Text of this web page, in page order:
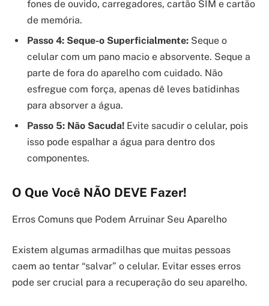
fones de ouvido, carregadores, cartão SIM e cartão
de memória.
Passo 4: Seque-o Superficialmente: Seque o
celular com um pano macio e absorvente. Seque a
parte de fora do aparelho com cuidado. Não
esfregue com força, apenas dê leves batidinhas
para absorver a água.
Passo 5: Não Sacuda! Evite sacudir o celular, pois
isso pode espalhar a água para dentro dos
componentes.
O Que Você NÃO DEVE Fazer!
Erros Comuns que Podem Arruinar Seu Aparelho
Existem algumas armadilhas que muitas pessoas
caem ao tentar “salvar” o celular. Evitar esses erros
pode ser crucial para a recuperação do seu aparelho.